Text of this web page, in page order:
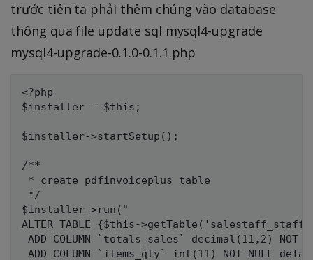
trước tiên ta phải thêm chúng vào database
thông qua file update sql mysql4-upgrade
mysql4-upgrade-0.1.0-0.1.1.php
<?php
$installer = $this;
$installer->startSetup();
/**
* create pdfinvoiceplus table
*/
$installer->run("
ALTER TABLE {$this-
ADD COLUMN `totals_sales` decimal(11,2)
ADD COLUMN `items_qty` int(11) NOT NULL